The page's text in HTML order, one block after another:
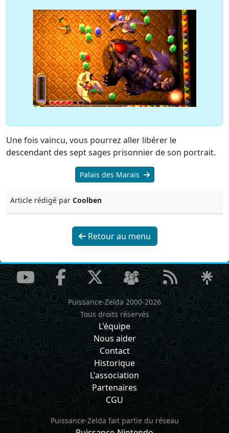
Une fois vaincu, vous pourrez aller libérer le
descendant des sept sages prisonnier de son portrait.
Palais des Marais
Article rédigé par Coolben
Retour au menu
Puissance-Zelda 2000-2026
Tous droits réservés
L'équipe
Nous aider
Contact
Historique
L'association
Partenaires
CGU
Puissance-Zelda fait partie du réseau